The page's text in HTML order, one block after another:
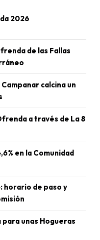
2026
de las Fallas
calcina un
a través de La 8
en la Comunidad
horario de paso y
unas Hogueras